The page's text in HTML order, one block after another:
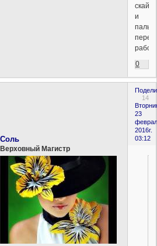
скайпу
и
0
14
23
2016г.
03:12
Соль
Верховный Магистр